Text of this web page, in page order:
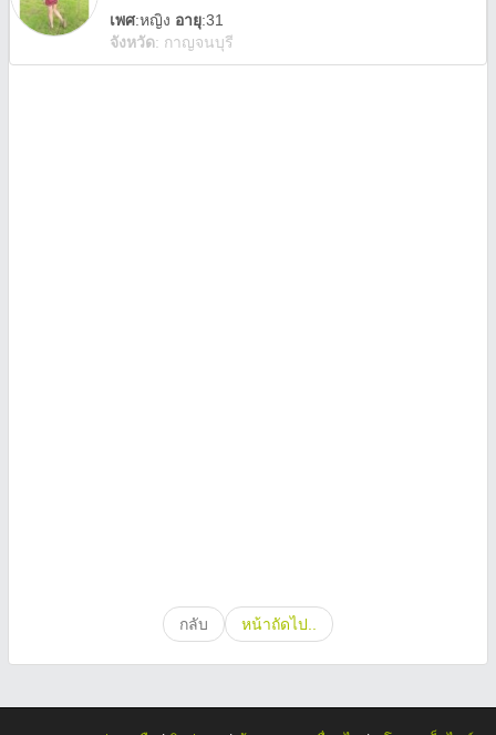
เพศ:หญิง อายุ:31
จังหวัด: กาญจนบุรี
กลับ หน้าถัดไป..